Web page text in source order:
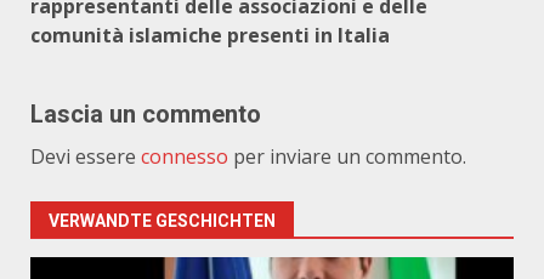
rappresentanti delle associazioni e delle
comunità islamiche presenti in Italia
Lascia un commento
Devi essere connesso per inviare un commento.
VERWANDTE GESCHICHTEN